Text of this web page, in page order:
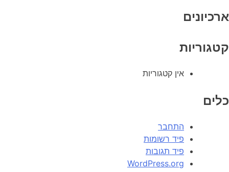
ארכיונים
קטגוריות
אין קטגוריות
כלים
התחבר
פיד רשומות
פיד תגובות
WordPress.org